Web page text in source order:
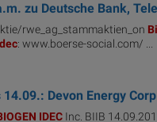
zu Deutsche Bank,
rwe_ag_stammaktien_on
: www.boerse-social.com/ ...
Devon Energy
IDECInc. BIIB